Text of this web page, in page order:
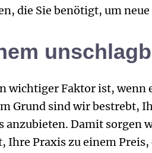
die Sie benötigt, um neue
wichtiger Faktor ist, wenn
Grund sind wir bestrebt,
anzubieten. Damit sorgen
Ihre Praxis zu einem